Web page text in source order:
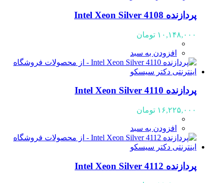
پردازنده Intel Xeon Silver 4108
۱۰,۱۴۸,۰۰۰ تومان
افزودن به سبد
پردازنده Intel Xeon Silver 4110
۱۶,۲۲۵,۰۰۰ تومان
افزودن به سبد
پردازنده Intel Xeon Silver 4112